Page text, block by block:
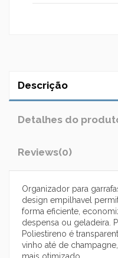
Descrição
Detalhes do
Reviews(0)
Organizador para
design empilhavel
forma eficiente,
despensa ou geladeira.
Poliestireno é
vinho até de